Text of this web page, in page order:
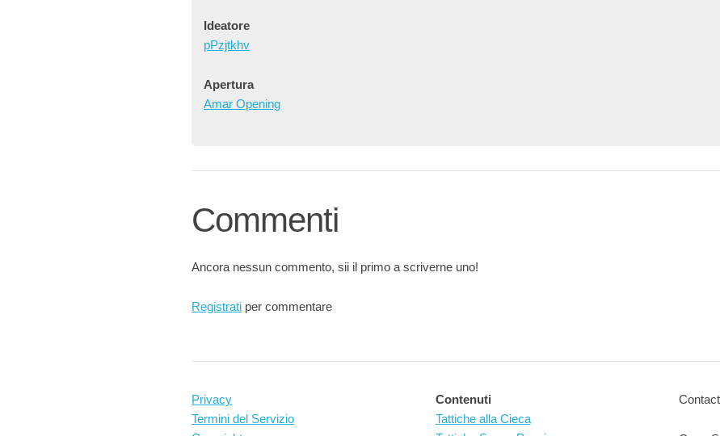
Ideatore
pPzjtkhv
Apertura
Amar Opening
Commenti
Ancora nessun commento, sii il primo a scriverne uno!
Registrati per commentare
Privacy
Termini del Servizio
Contenuti
Tattiche alla Cieca